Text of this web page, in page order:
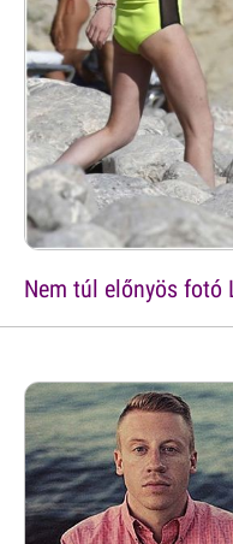
Nem túl előnyös fotó